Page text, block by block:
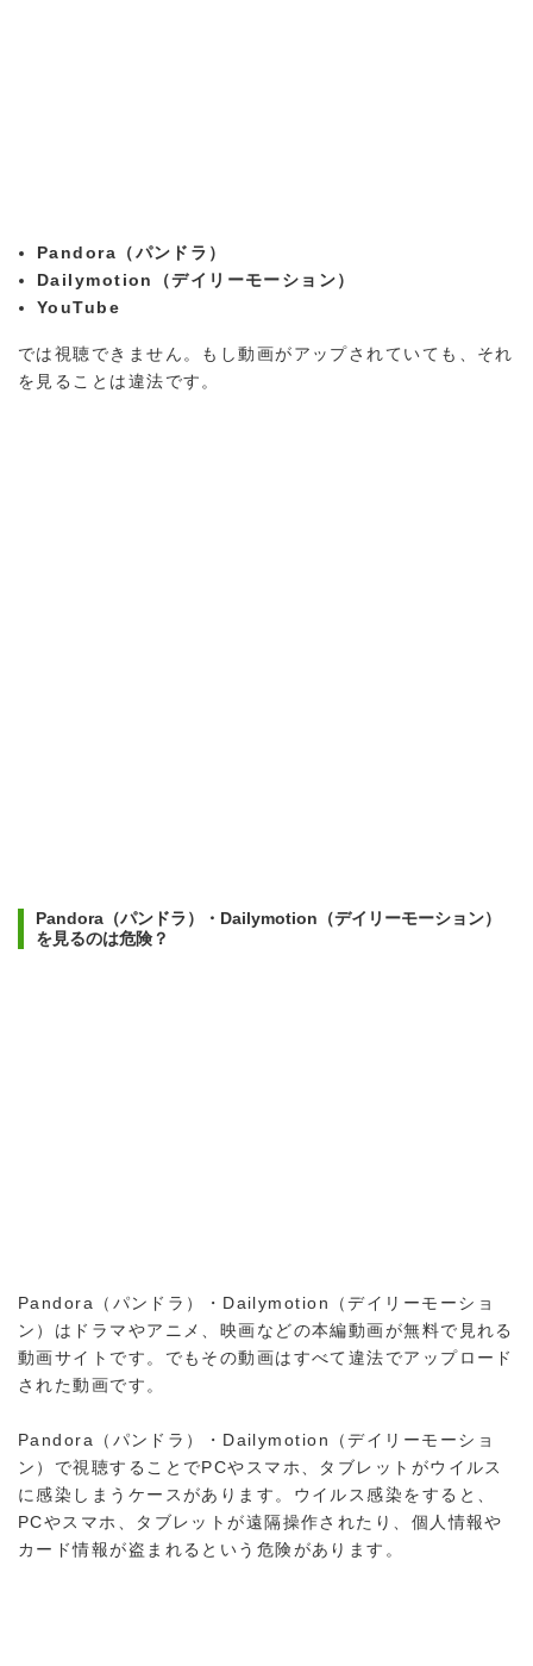
Pandora（パンドラ）
Dailymotion（デイリーモーション）
YouTube
では視聴できません。もし動画がアップされていても、それ
を見ることは違法です。
Pandora（パンドラ）・Dailymotion（デイリーモーション）
を見るのは危険？
Pandora（パンドラ）・Dailymotion（デイリーモーショ
ン）はドラマやアニメ、映画などの本編動画が無料で見れる
動画サイトです。でもその動画はすべて違法でアップロード
された動画です。
Pandora（パンドラ）・Dailymotion（デイリーモーショ
ン）で視聴することでPCやスマホ、タブレットがウイルス
に感染しまうケースがあります。ウイルス感染をすると、
PCやスマホ、タブレットが遠隔操作されたり、個人情報や
カード情報が盗まれるという危険があります。